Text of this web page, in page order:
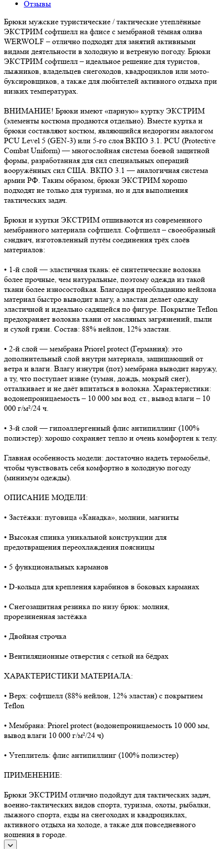
Отзывы
Брюки мужские туристические / тактические утеплённые
ЭКСТРИМ софтшелл на флисе с мембраной тёмная олива
WERWOLF – отлично подходят для занятий активными
видами деятельности в холодную и ветреную погоду. Брюки
ЭКСТРИМ софтшелл – идеальное решение для туристов,
лыжников, владельцев снегоходов, квадроциклов или мото-
буксировщиков, а также для любителей активного отдыха при
низких температурах.
ВНИМАНИЕ! Брюки имеют «парную» куртку ЭКСТРИМ
(элементы костюма продаются отдельно). Вместе куртка и
брюки составляют костюм, являющийся недорогим аналогом
PCU Level 5 (GEN-3) или 5-го слоя ВКПО 3.1. PCU (Protective
Combat Uniform) — многослойная система боевой защитной
формы, разработанная для сил специальных операций
вооружённых сил США. ВКПО 3.1 — аналогичная система
армии РФ. Таким образом, брюки ЭКСТРИМ хорошо
подходят не только для туризма, но и для выполнения
тактических задач.
Брюки и куртки ЭКСТРИМ отшиваются из современного
мембранного материала софтшелл. Софтшелл – своеобразный
сэндвич, изготовленный путём соединения трёх слоёв
материалов:
• 1-й слой — эластичная ткань: её синтетические волокна
более прочные, чем натуральные, поэтому одежда из такой
ткани более износостойкая. Благодаря преобладанию нейлона
материал быстро выводит влагу, а эластан делает одежду
эластичной и идеально садящейся по фигуре. Покрытие Teflon
предохраняет волокна ткани от масляных загрязнений, пыли
и сухой грязи. Состав: 88% нейлон, 12% эластан.
• 2-й слой — мембрана Priorel protect (Германия): это
дополнительный слой внутри материала, защищающий от
ветра и влаги. Влагу изнутри (пот) мембрана выводит наружу,
а ту, что поступает извне (туман, дождь, мокрый снег),
отталкивает и не даёт впитаться в волокна. Характеристики:
водонепроницаемость – 10 000 мм вод. ст., вывод влаги – 10
000 г/м²/24 ч.
• 3-й слой — гипоаллергенный флис антипиллинг (100%
полиэстер): хорошо сохраняет тепло и очень комфортен к телу.
Главная особенность модели: достаточно надеть термобельё,
чтобы чувствовать себя комфортно в холодную погоду
(минимум одежды).
ОПИСАНИЕ МОДЕЛИ:
• Застёжки: пуговица «Канадка», молнии, магниты
• Высокая спинка уникальной конструкции для
предотвращения переохлаждения поясницы
• 5 функциональных карманов
• D-кольца для крепления карабинов в боковых карманах
• Снегозащитная резинка по низу брюк: молния,
прорезиненная застёжка
• Двойная строчка
• Вентиляционные отверстия с сеткой на бёдрах
ХАРАКТЕРИСТИКИ МАТЕРИАЛА:
• Верх: софтшелл (88% нейлон, 12% эластан) с покрытием
Teflon
• Мембрана: Priorel protect (водонепроницаемость 10 000 мм,
вывод влаги 10 000 г/м²/24 ч)
• Утеплитель: флис антипиллинг (100% полиэстер)
ПРИМЕНЕНИЕ:
Брюки ЭКСТРИМ отлично подойдут для тактических задач,
военно-тактических видов спорта, туризма, охоты, рыбалки,
лыжного спорта, езды на снегоходах и квадроциклах,
активного отдыха на холоде, а также для повседневного
ношения в городе.